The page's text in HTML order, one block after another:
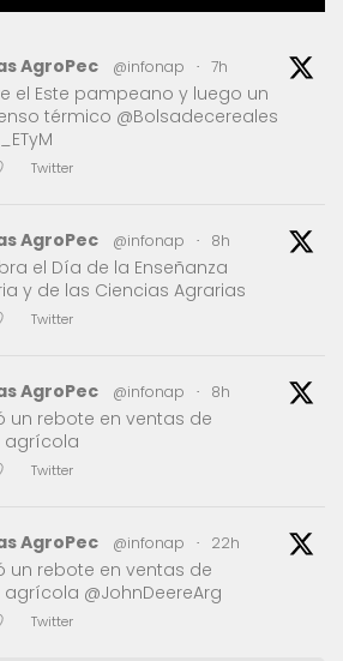
AgroPec @infonap · 7h
el Este pampeano y luego un
térmico @Bolsadecereales
Twitter
AgroPec @infonap · 8h
el Día de la Enseñanza
y de las Ciencias Agrarias
Twitter
AgroPec @infonap · 8h
un rebote en ventas de
agrícola
Twitter
AgroPec @infonap · 22h
un rebote en ventas de
@JohnDeereArg
Twitter